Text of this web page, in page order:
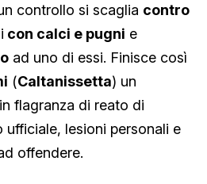
controllo si scaglia contro
con calci e pugni e
ad uno di essi. Finisce così
(Caltanissetta) un
in flagranza di reato di
ufficiale, lesioni personali e
offendere.